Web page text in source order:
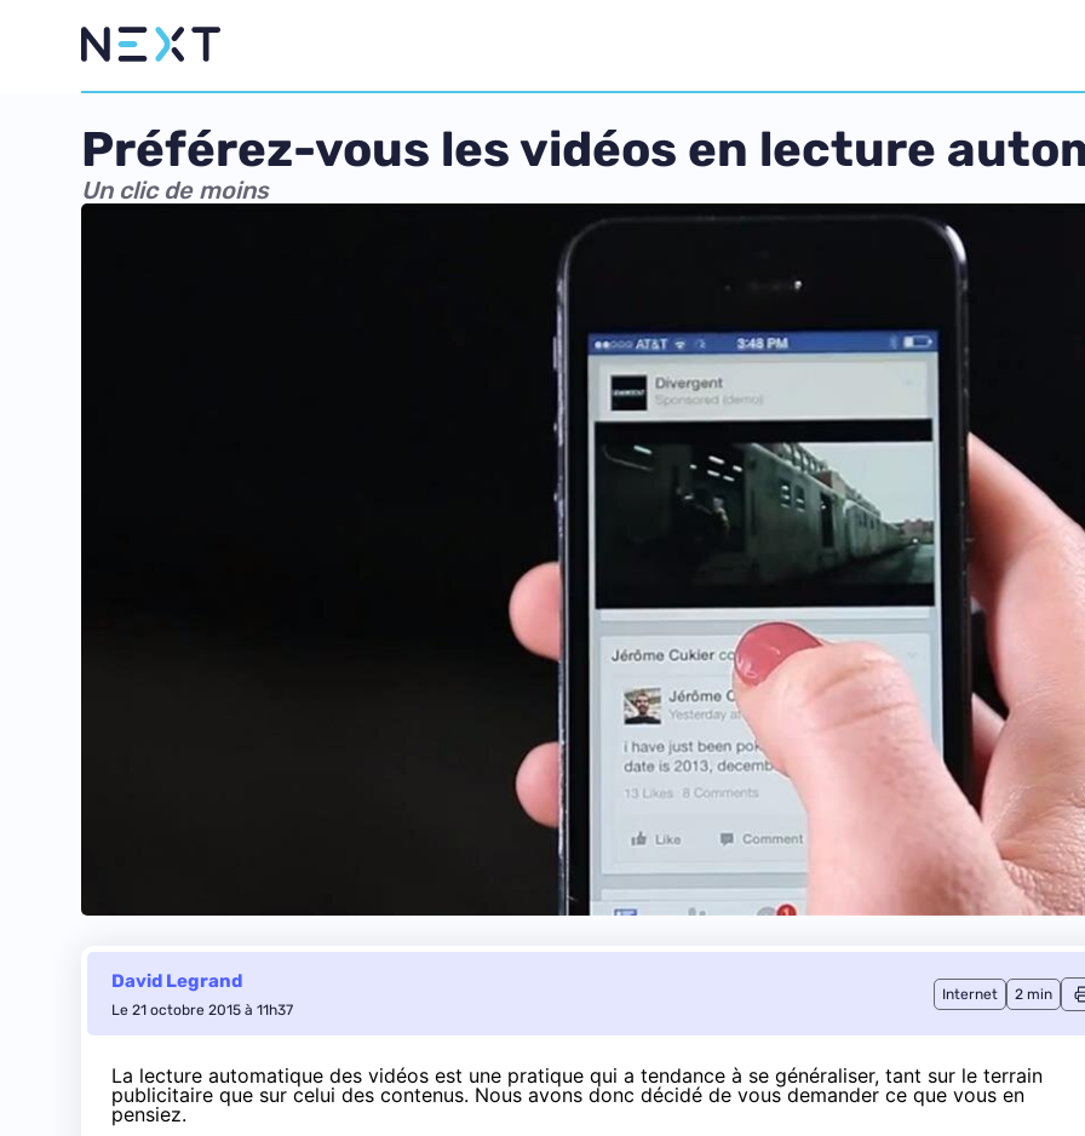
Préférez-vous les vidéos en lecture
Un clic de moins
David Legrand
Le 21 octobre 2015 à 11h37
Internet 2 min
La lecture automatique des vidéos est une pratique qui a tendance à se généraliser, tant sur le terrain
publicitaire que sur celui des contenus. Nous avons donc décidé de vous demander ce que vous en
pensiez.